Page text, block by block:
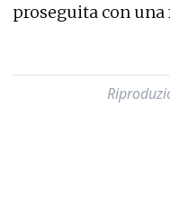
proseguita con